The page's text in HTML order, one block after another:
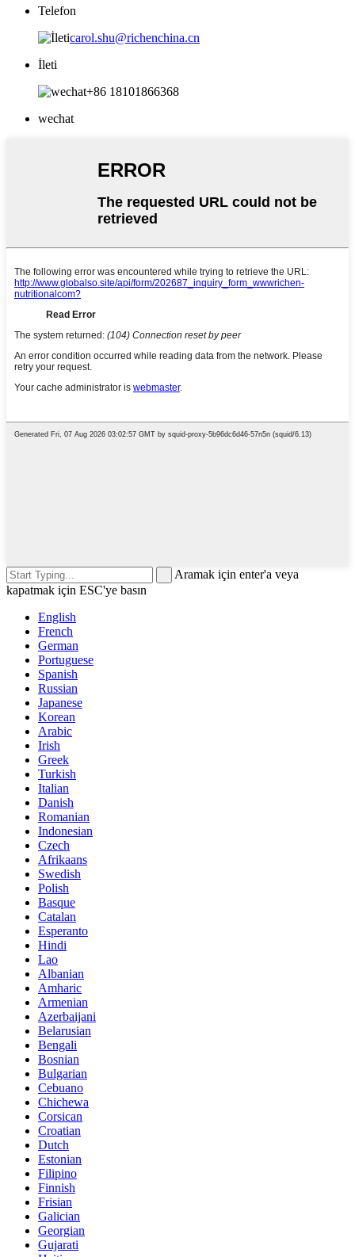
Telefon
carol.shu@richenchina.cn
İleti
+86 18101866368
wechat
Aramak için enter'a veya
kapatmak için ESC'ye basın
English
French
German
Portuguese
Spanish
Russian
Japanese
Korean
Arabic
Irish
Greek
Turkish
Italian
Danish
Romanian
Indonesian
Czech
Afrikaans
Swedish
Polish
Basque
Catalan
Esperanto
Hindi
Lao
Albanian
Amharic
Armenian
Azerbaijani
Belarusian
Bengali
Bosnian
Bulgarian
Cebuano
Chichewa
Corsican
Croatian
Dutch
Estonian
Filipino
Finnish
Frisian
Galician
Georgian
Gujarati